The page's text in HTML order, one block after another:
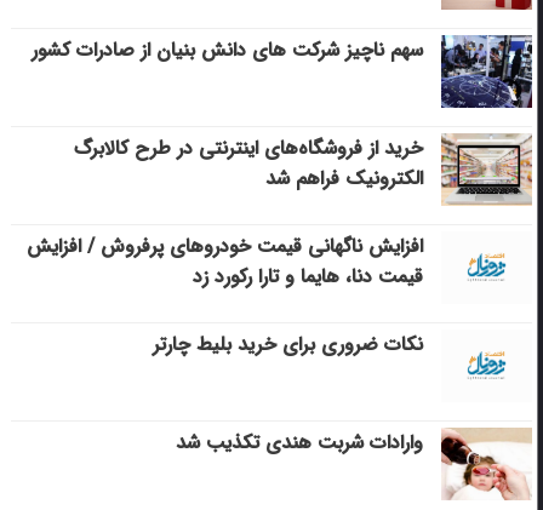
سهم ناچیز شرکت های دانش بنیان از صادرات کشور
خرید از فروشگاه‌های اینترنتی در طرح کالابرگ
الکترونیک فراهم شد
افزایش ناگهانی قیمت خودروهای پرفروش / افزایش
قیمت دنا، هایما و تارا رکورد زد
نکات ضروری برای خرید بلیط چارتر
وارادات شربت هندی تکذیب شد